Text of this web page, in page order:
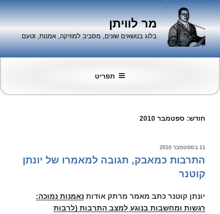
דילוג
לתוכן
מר לוויתן
בלוג בנושאים שונים, מסביב למוזיקה, אמנות, וטעם
תפריט
חודש: ספטמבר 2010
פורסם
11 בספטמבר 2010
התרבות כמאבק, תגובה למאמרו של יונתן
קוטנר
יונתן קוטנר כתב מאמר מרתק אודות נאמנות נמוכה:
רגשות ומחשבות בנוגע למצב התרבות (לרבות